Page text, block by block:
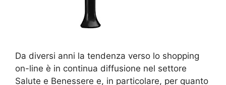
Da diversi anni la tendenza verso lo shopping
on-line è in continua diffusione nel settore
Salute e Benessere e, in particolare, per quanto